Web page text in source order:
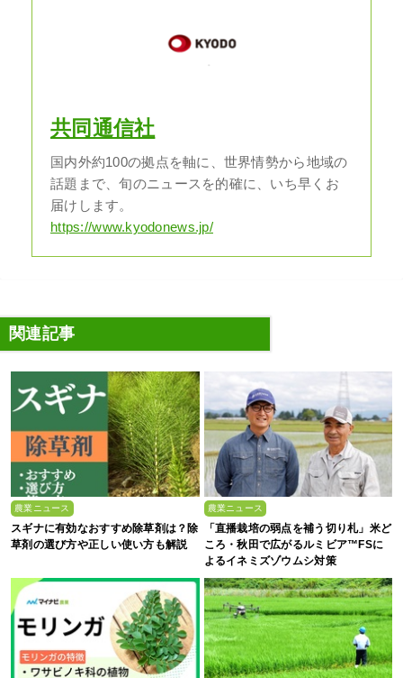
共同通信社
国内外約100の拠点を軸に、世界情勢から地域の
話題まで、旬のニュースを的確に、いち早くお
届けします。
https://www.kyodonews.jp/
関連記事
農業ニュース
スギナに有効なおすすめ除草剤は？除
草剤の選び方や正しい使い方も解説
農業ニュース
「直播栽培の弱点を補う切り札」米ど
ころ・秋田で広がるルミビア™FSに
よるイネミズゾウムシ対策